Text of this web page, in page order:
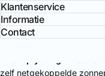
Klantenservice
Informatie
Contact
zelf netgekoppelde